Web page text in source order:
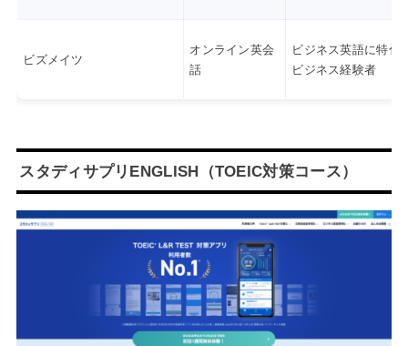
ビズメイツ
オンライン英会
話
ビジネス英語に特化
ビジネス経験者
スタディサプリENGLISH（TOEIC対策コース）